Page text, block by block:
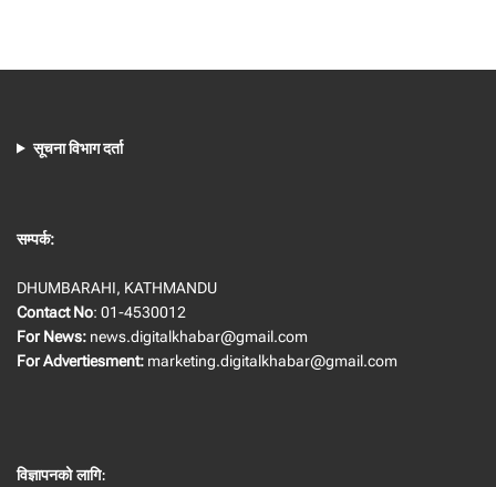
सूचना विभाग दर्ता
सम्पर्क:
DHUMBARAHI, KATHMANDU
Contact No: 01-4530012
For News: news.digitalkhabar@gmail.com
For Advertiesment: marketing.digitalkhabar@gmail.com
विज्ञापनको लागि: